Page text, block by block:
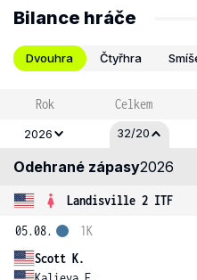
Bilance hráče
Dvouhra Čtyřhra
Rok Celkem
2026 32/20
Odehrané zápasy2026
Landisville 2 ITF
05.08.
Scott K.
1K